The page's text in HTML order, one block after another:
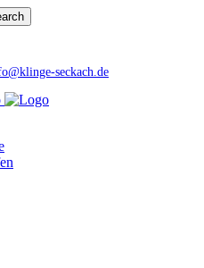
seckach.de